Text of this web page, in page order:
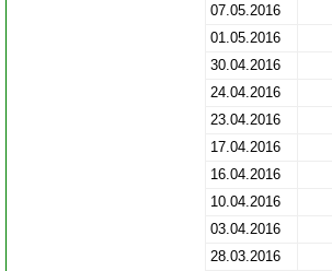
07.05.2016
01.05.2016
30.04.2016
24.04.2016
23.04.2016
17.04.2016
16.04.2016
10.04.2016
03.04.2016
28.03.2016